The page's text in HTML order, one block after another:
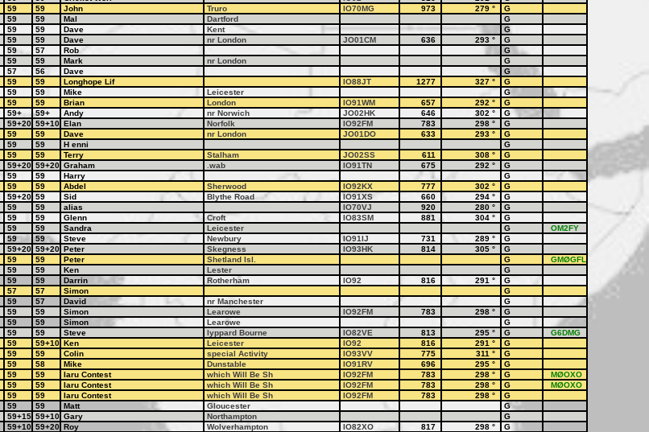
59 59 John Truro IO70MG 973 279 °
G
59 59 Mal Dartford
G
59 59 Dave Kent
G
59 59 Dave nr London JO01CM 636 293 °
G
59 57 Rob
G
59 59 Mark nr London
G
57 56 Dave
G
59 59 Longhope Lif IO88JT 1277 327 °
G
59 59 Mike Leicester
G
59 59 Brian London IO91WM 657 292 °
G
59+ 59+ Andy nr Norwich JO02HK 646 302 °
G
59+20 59+10 Elan Norfolk IO92FM 783 298 °
G
59 59 Dave nr London JO01DO 633 293 °
G
59 59 H enni
G
59 59 Terry Stalham JO02SS 611 308 °
G
59+20 59+20 Graham .wab IO91TN 675 292 °
G
59 59 Harry
G
59 59 Abdel Sherwood IO92KX 777 302 °
G
59+20 59 Sid Blythe Road IO91XS 660 294 °
G
59 59 alias IO70VJ 920 280 °
G
59 59 Glenn Croft IO83SM 881 304 °
G
59 59 Sandra Leicester G
OM2FY
59 59 Steve Newbury IO91IJ 731 289 °
G
59+20 59+20 Peter Skegness IO93HK 814 305 °
G
59 59 Peter Shetland Isl. G
GMØGFL
59 59 Ken Lester
G
59 59 Darrin Rotherham IO92 816 291 °
G
57 57 Simon
G
59 57 David nr Manchester
G
59 59 Simon Learowe IO92FM 783 298 °
G
59 59 Simon Learowe
G
59 59 Steve lyppard Bourne IO82VE 813 295 ° G
G6DMG
59 59+10 Ken Leicester IO92 816 291 °
G
59 59 Colin special Activity IO93VV 775 311 °
G
59 58 Mike Dunstable IO91RV 696 295 °
G
59 59 Iaru Contest which Will Be Sh IO92FM 783 298 ° G
MØOXO
59 59 Iaru Contest which Will Be Sh IO92FM 783 298 ° G
MØOXO
59 59 Iaru Contest which Will Be Sh IO92FM 783 298 °
G
59 59 Matt Gloucester
G
59+15 59+10 Gary Northampton
G
59+10 59+20 Roy Wolverhampton IO82XO 817 298 °
G